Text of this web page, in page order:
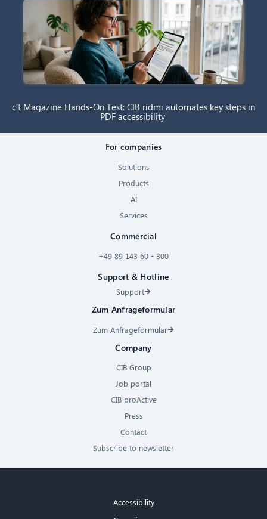
c’t Magazine Hands-On Test: CIB ridmi automates key steps in
PDF accessibility
For companies
Solutions
Products
AI
Services
Commercial
+49 89 143 60 - 300
Support & Hotline
Support
Zum Anfrageformular
Zum Anfrageformular
Company
CIB Group
Job portal
CIB proActive
Press
Contact
Subscribe to newsletter
Accessibility